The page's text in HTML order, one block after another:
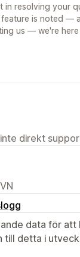
resolving your
is noted —
us — we're
direkt
data för att
till detta i